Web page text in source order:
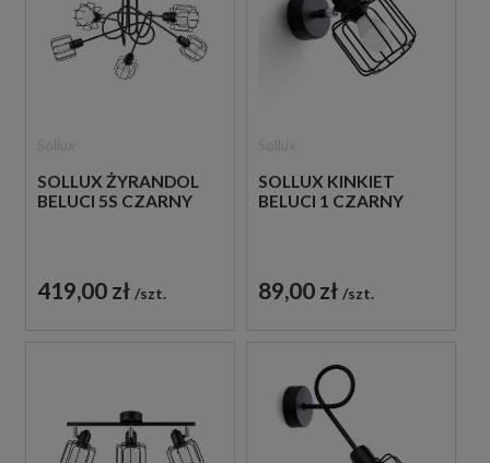
SOLLUX ŻYRANDOL
BELUCI 5S CZARNY
419,00 zł szt.
SOLLUX KINKIET
BELUCI 1 CZARNY
89,00 zł szt.